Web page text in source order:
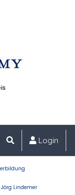
Login
Lindemer